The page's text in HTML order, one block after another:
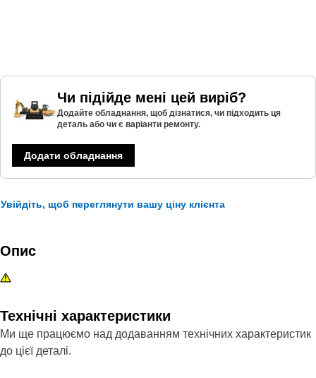
Чи підійде мені цей виріб?
Додайте обладнання, щоб дізнатися, чи підходить ця
деталь або чи є варіанти ремонту.
Додати обладнання
Увійдіть, щоб переглянути вашу ціну клієнта
Опис
Технічні характеристики
Ми ще працюємо над додаванням технічних характеристик
до цієї деталі.